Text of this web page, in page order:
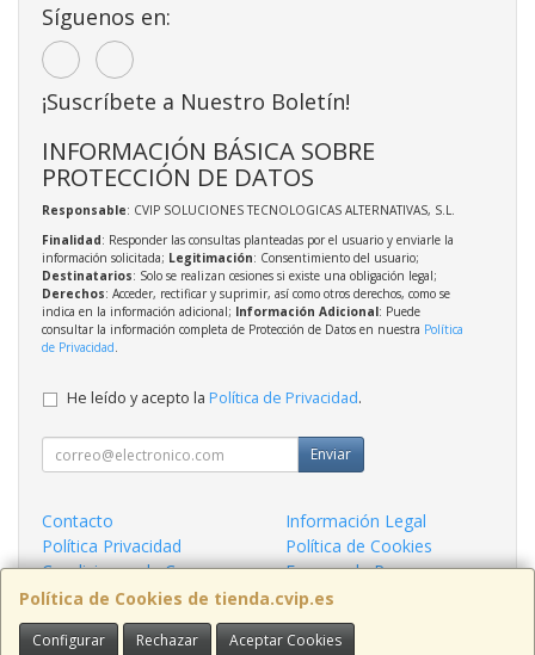
Política de Cookies de tienda.cvip.es
Configurar Rechazar Aceptar Cookies
Síguenos en:
¡Suscríbete a Nuestro Boletín!
INFORMACIÓN BÁSICA SOBRE
PROTECCIÓN DE DATOS
Responsable: CVIP SOLUCIONES TECNOLOGICAS ALTERNATIVAS, S.L.
Finalidad: Responder las consultas planteadas por el usuario y enviarle la
información solicitada; Legitimación: Consentimiento del usuario;
Destinatarios: Solo se realizan cesiones si existe una obligación legal;
Derechos: Acceder, rectificar y suprimir, así como otros derechos, como se
indica en la información adicional; Información Adicional: Puede
consultar la información completa de Protección de Datos en nuestra Política
de Privacidad.
He leído y acepto la Política de Privacidad.
Enviar
Contacto
Información Legal
Política Privacidad
Política de Cookies
Condiciones de Compra
Formas de Pago
¿Quienes Somos?